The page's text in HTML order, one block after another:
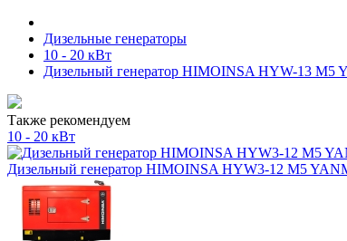
Дизельные генераторы
10 - 20 кВт
Дизельный генератор HIMOINSA HYW-13 M5
Также рекомендуем
10 - 20 кВт
Дизельный генератор HIMOINSA HYW3-12 M5